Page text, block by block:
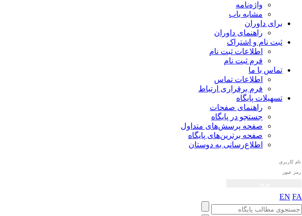
واژه‌نامه
مشابه یاب
برای داوران
راهنمای داوران
ثبت نام و اشتراک
اطلاعات ثبت نام
فرم ثبت نام
تماس با ما
اطلاعات تماس
فرم برقراری ارتباط
تسهیلات پایگاه
راهنمای صفحات
جستجو در پایگاه
صفحه پرسش‌های متداول
صفحه برترین‌های پایگاه
اطلاع‌رسانی به دوستان
EN FA